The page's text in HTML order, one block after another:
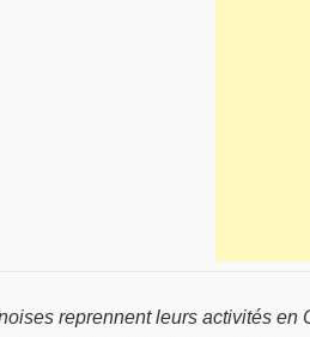
reprennent leurs activités